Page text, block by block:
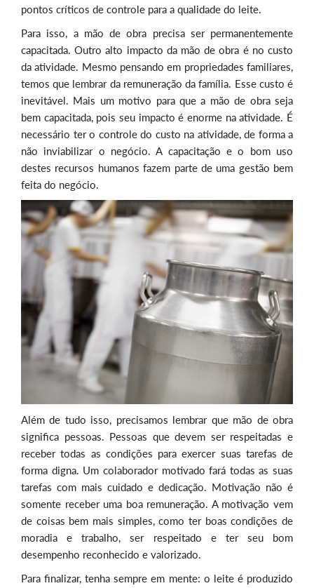
pontos críticos de controle para a qualidade do leite.
Para isso, a mão de obra precisa ser permanentemente
capacitada. Outro alto impacto da mão de obra é no custo
da atividade. Mesmo pensando em propriedades familiares,
temos que lembrar da remuneração da família. Esse custo é
inevitável. Mais um motivo para que a mão de obra seja
bem capacitada, pois seu impacto é enorme na atividade. É
necessário ter o controle do custo na atividade, de forma a
não inviabilizar o negócio. A capacitação e o bom uso
destes recursos humanos fazem parte de uma gestão bem
feita do negócio.
Além de tudo isso, precisamos lembrar que mão de obra
significa pessoas. Pessoas que devem ser respeitadas e
receber todas as condições para exercer suas tarefas de
forma digna. Um colaborador motivado fará todas as suas
tarefas com mais cuidado e dedicação. Motivação não é
somente receber uma boa remuneração. A motivação vem
de coisas bem mais simples, como ter boas condições de
moradia e trabalho, ser respeitado e ter seu bom
desempenho reconhecido e valorizado.
Para finalizar, tenha sempre em mente: o leite é produzido